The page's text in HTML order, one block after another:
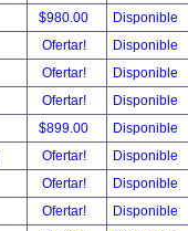
$980.00
Disponible
Ofertar!
Disponible
Ofertar!
Disponible
Ofertar!
Disponible
$899.00
Disponible
Ofertar!
Disponible
Ofertar!
Disponible
Ofertar!
Disponible